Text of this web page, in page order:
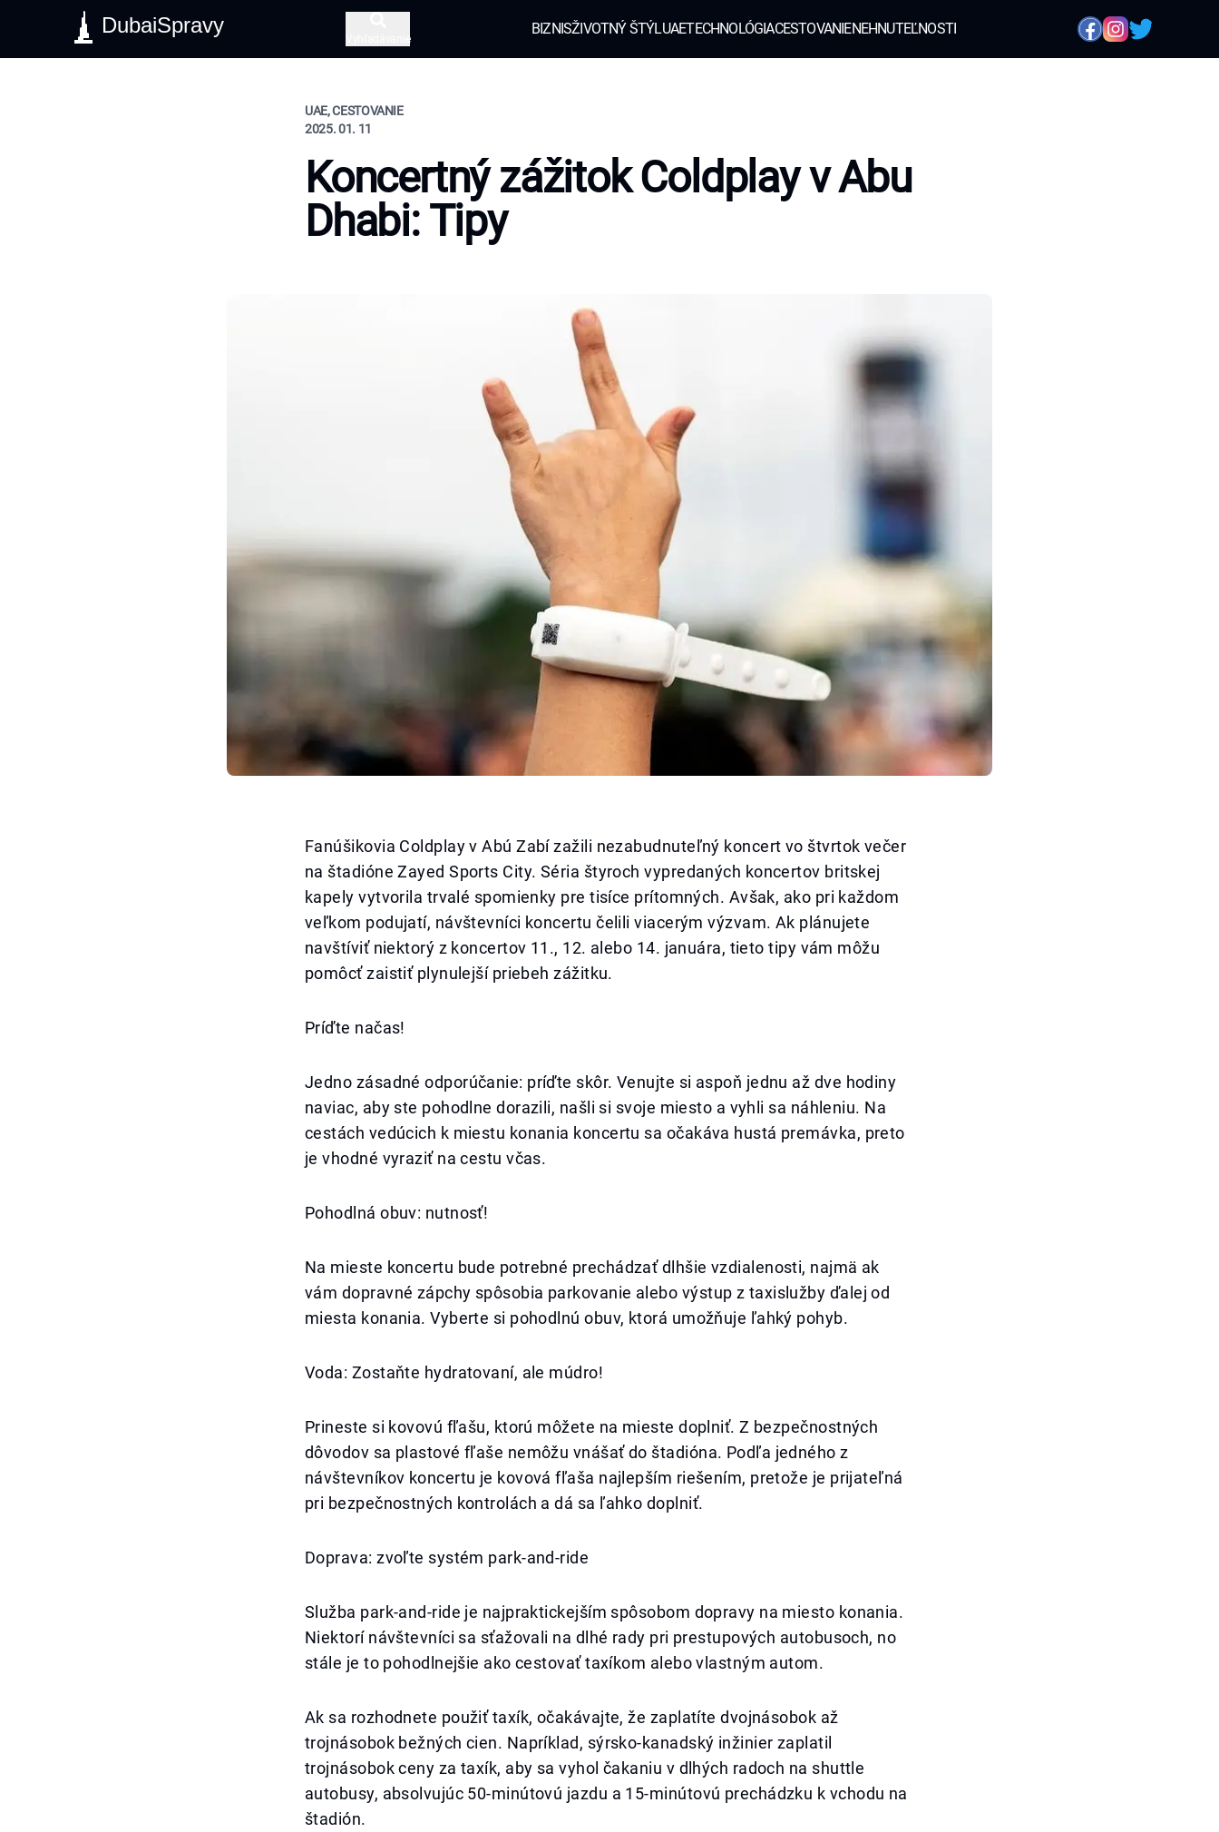
DubaiSpravy
Vyhľadávanie
BIZNISŽIVOTNÝ ŠTÝLUAETECHNOLÓGIACESTOVANIENEHNUTEĽNOSTI
UAE, CESTOVANIE
2025. 01. 11
Koncertný zážitok Coldplay v Abu
Dhabi: Tipy
Fanúšikovia Coldplay v Abú Zabí zažili nezabudnuteľný koncert vo štvrtok večer
na štadióne Zayed Sports City. Séria štyroch vypredaných koncertov britskej
kapely vytvorila trvalé spomienky pre tisíce prítomných. Avšak, ako pri každom
veľkom podujatí, návštevníci koncertu čelili viacerým výzvam. Ak plánujete
navštíviť niektorý z koncertov 11., 12. alebo 14. januára, tieto tipy vám môžu
pomôcť zaistiť plynulejší priebeh zážitku.
Príďte načas!
Jedno zásadné odporúčanie: príďte skôr. Venujte si aspoň jednu až dve hodiny
naviac, aby ste pohodlne dorazili, našli si svoje miesto a vyhli sa náhleniu. Na
cestách vedúcich k miestu konania koncertu sa očakáva hustá premávka, preto
je vhodné vyraziť na cestu včas.
Pohodlná obuv: nutnosť!
Na mieste koncertu bude potrebné prechádzať dlhšie vzdialenosti, najmä ak
vám dopravné zápchy spôsobia parkovanie alebo výstup z taxislužby ďalej od
miesta konania. Vyberte si pohodlnú obuv, ktorá umožňuje ľahký pohyb.
Voda: Zostaňte hydratovaní, ale múdro!
Prineste si kovovú fľašu, ktorú môžete na mieste doplniť. Z bezpečnostných
dôvodov sa plastové fľaše nemôžu vnášať do štadióna. Podľa jedného z
návštevníkov koncertu je kovová fľaša najlepším riešením, pretože je prijateľná
pri bezpečnostných kontrolách a dá sa ľahko doplniť.
Doprava: zvoľte systém park-and-ride
Služba park-and-ride je najpraktickejším spôsobom dopravy na miesto konania.
Niektorí návštevníci sa sťažovali na dlhé rady pri prestupových autobusoch, no
stále je to pohodlnejšie ako cestovať taxíkom alebo vlastným autom.
Ak sa rozhodnete použiť taxík, očakávajte, že zaplatíte dvojnásobok až
trojnásobok bežných cien. Napríklad, sýrsko-kanadský inžinier zaplatil
trojnásobok ceny za taxík, aby sa vyhol čakaniu v dlhých radoch na shuttle
autobusy, absolvujúc 50-minútovú jazdu a 15-minútovú prechádzku k vchodu na
štadión.